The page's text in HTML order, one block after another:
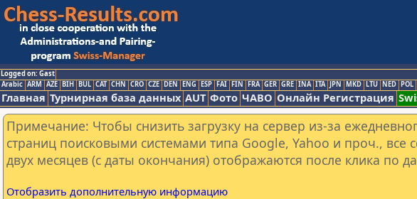
Logged on: Gast
Arabic ARM AZE BIH BUL CAT CHN CRO CZE DEN ENG ESP FAI FIN FRA GER GRE INA ITA JPN MKD LTU NED POL
Главная Турнирная база данных AUT Фото ЧАВО Онлайн Регистрация
Примечание: Чтобы снизить загрузку на сервер из-за
страниц поисковыми системами типа Google, Yahoo и проч., все
двух месяцев (с даты окончания) отображаются после клика по
Отобразить дополнительную информацию